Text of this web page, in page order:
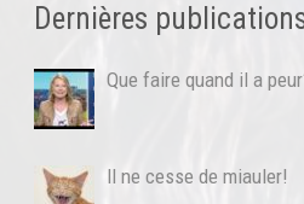
Dernières
Que faire quand il a
Il ne cesse de miauler!